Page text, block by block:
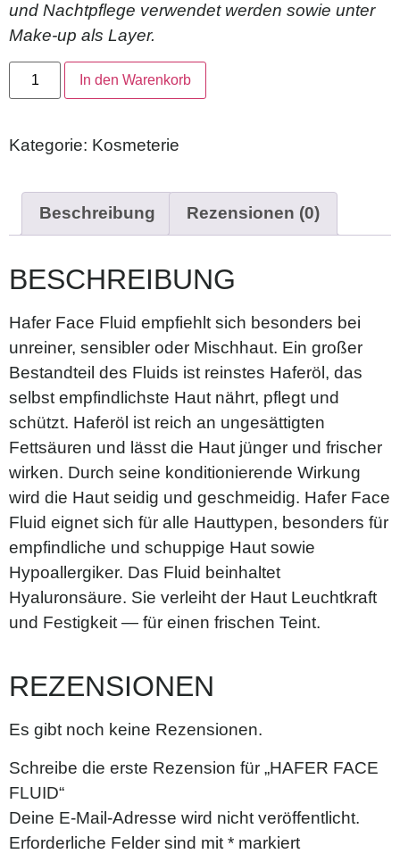
und Nachtpflege verwendet werden sowie unter
Make-up als Layer.
In den Warenkorb
Kategorie: Kosmeterie
Beschreibung Rezensionen (0)
BESCHREIBUNG
Hafer Face Fluid empfiehlt sich besonders bei
unreiner, sensibler oder Mischhaut. Ein großer
Bestandteil des Fluids ist reinstes Haferöl, das
selbst empfindlichste Haut nährt, pflegt und
schützt. Haferöl ist reich an ungesättigten
Fettsäuren und lässt die Haut jünger und frischer
wirken. Durch seine konditionierende Wirkung
wird die Haut seidig und geschmeidig. Hafer Face
Fluid eignet sich für alle Hauttypen, besonders für
empfindliche und schuppige Haut sowie
Hypoallergiker. Das Fluid beinhaltet
Hyaluronsäure. Sie verleiht der Haut Leuchtkraft
und Festigkeit — für einen frischen Teint.
REZENSIONEN
Es gibt noch keine Rezensionen.
Schreibe die erste Rezension für „HAFER FACE
FLUID“
Deine E-Mail-Adresse wird nicht veröffentlicht.
Erforderliche Felder sind mit * markiert